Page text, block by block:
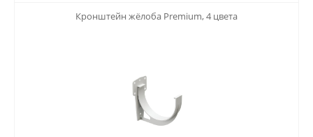
Кронштейн жёлоба Premium, 4 цвета